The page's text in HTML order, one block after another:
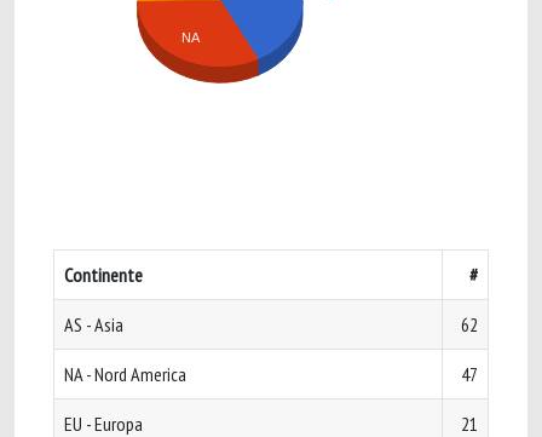
NA
Continente #
AS - Asia 62
NA - Nord America 47
EU - Europa 21